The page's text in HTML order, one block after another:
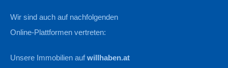
Wir sind auch auf nachfolgenden
Online-Plattformen vertreten:
Unsere Immobilien aufwillhaben.at